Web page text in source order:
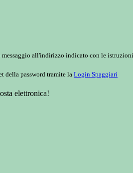
all'indirizzo indicato con le istruzioni
della password tramite la Login Spaggiari
elettronica!